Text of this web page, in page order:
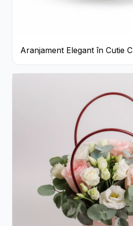
Aranjament Elegant în Cutie
Crizanteme și Trandafiri